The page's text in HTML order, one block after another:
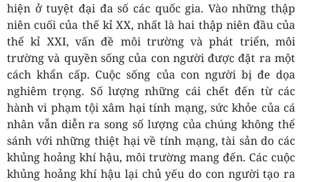
hiện ở tuyệt đại đa số các quốc gia. Vào những thập
niên cuối của thế kỉ XX, nhất là hai thập niên đầu của
thế kỉ XXI, vấn đề môi trường và phát triển, môi
trường và quyền sống của con người được đặt ra một
cách khẩn cấp. Cuộc sống của con người bị đe dọa
nghiêm trọng. Số lượng những cái chết đến từ các
hành vi phạm tội xâm hại tính mạng, sức khỏe của cá
nhân vẫn diễn ra song số lượng của chúng không thể
sánh với những thiệt hại về tính mạng, tài sản do các
khủng hoảng khí hậu, môi trường mang đến. Các cuộc
khủng hoảng khí hậu lại chủ yếu do con người tạo ra